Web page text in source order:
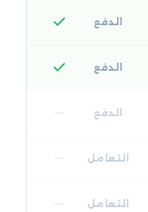
الدفع
الدفع
الدفع
التعامل
التعامل